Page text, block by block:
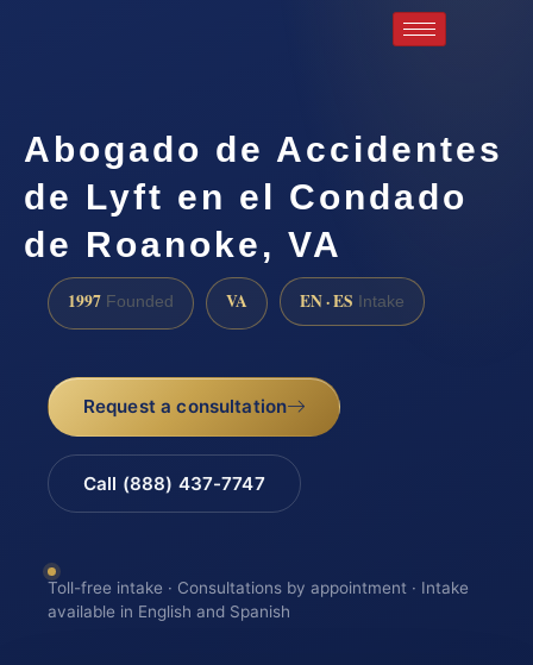
Abogado de Accidentes
de Lyft en el Condado
de Roanoke, VA
1997 Founded VA EN · ES Intake
Request a consultation
Call (888) 437-7747
Toll-free intake · Consultations by appointment · Intake
available in English and Spanish